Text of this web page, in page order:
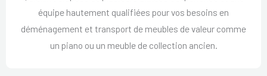
équipe hautement qualifiées pour vos besoins en
déménagement et transport de meubles de valeur comme
un piano ou un meuble de collection ancien.